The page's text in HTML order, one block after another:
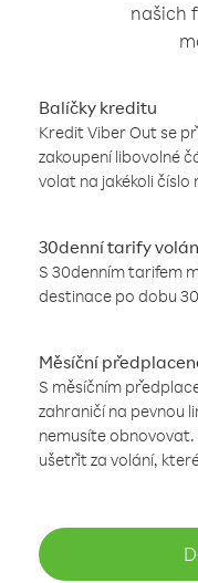
našich
Balíčky kreditu
Kredit Viber Out se
zakoupení libovolné
volat na jakékoli číslo
30denní tarify
S 30denním tarifem
destinace po dobu
Měsíční
S měsíčním
zahraničí na pevnou
nemusíte
ušetřit za volání,